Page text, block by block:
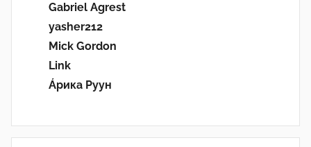
Gabriel Agrest
yasher212
Mick Gordon
Link
Áрика Руун